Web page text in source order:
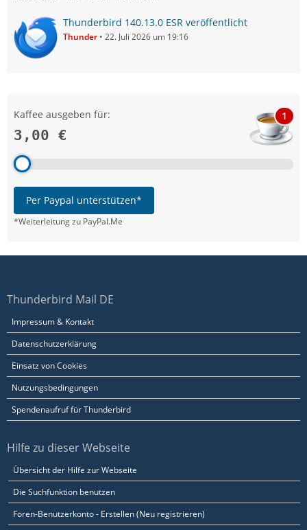
Thunderbird 140.13.0 ESR veröffentlicht
Thunder 22. Juli 2026 um 19:16
Kaffee ausgeben für:
3,00 €
1
Per Paypal unterstützen*
*Weiterleitung zu PayPal.Me
Thunderbird Mail DE
Impressum & Kontakt
Datenschutzerklärung
Einsatz von Cookies
Nutzungsbedingungen
Spendenaufruf für Thunderbird
Hilfe zu dieser Webseite
Übersicht der Hilfe zur Webseite
Die Suchfunktion benutzen
Foren-Benutzerkonto - Erstellen (Neu registrieren)